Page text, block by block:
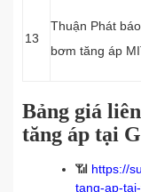
13
Thuận Phát
bơm tăng áp
Bảng giá
tăng áp tại
📶 https://
tang-ap-